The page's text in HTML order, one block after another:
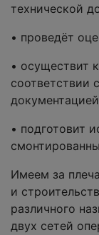
технической
• проведёт
• осуществит
соответствии
• подготовит
Имеем за
и
различного
двух сетей